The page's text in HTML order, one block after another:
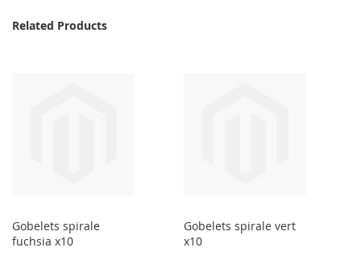
Related Products
Gobelets spirale
fuchsia x10
Gobelets spirale vert
x10